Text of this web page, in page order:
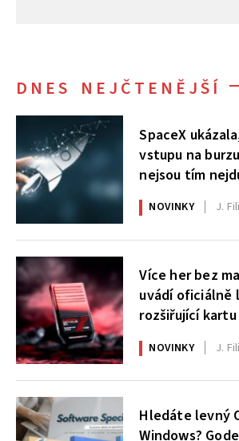
DNES NEJČTENĚJŠÍ
SpaceX
vstupu na
nejsou tím
NOVINKY J.
Více her bez
uvádí oficiálně
rozšiřující
X|S
NOVINKY J.
Hledáte levný
Windows?